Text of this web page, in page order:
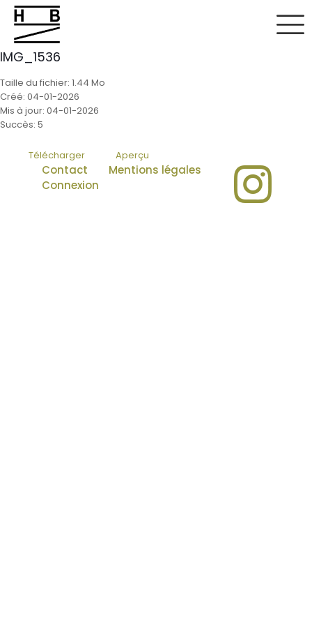
IMG_1536
Taille du fichier: 1.44 Mo
Créé: 04-01-2026
Mis à jour: 04-01-2026
Succès: 5
Télécharger Aperçu
Contact
Mentions légales
Connexion